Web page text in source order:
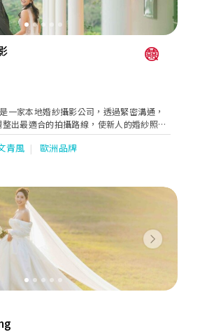
一家本地婚紗攝影公司，透過緊密溝通，
出最適合的拍攝路線，使新人的婚紗照有
貼心地提供全方位的婚嫁服務。位於婚紗
婚紗外租，婚紗攝影及婚紗攝錄等服務。
青風 歐洲品牌
Next